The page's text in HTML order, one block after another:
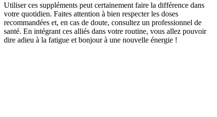
Utiliser ces suppléments peut certainement faire la différence dans
votre quotidien. Faites attention à bien respecter les doses
recommandées et, en cas de doute, consultez un professionnel de
santé. En intégrant ces alliés dans votre routine, vous allez pouvoir
dire adieu à la fatigue et bonjour à une nouvelle énergie !